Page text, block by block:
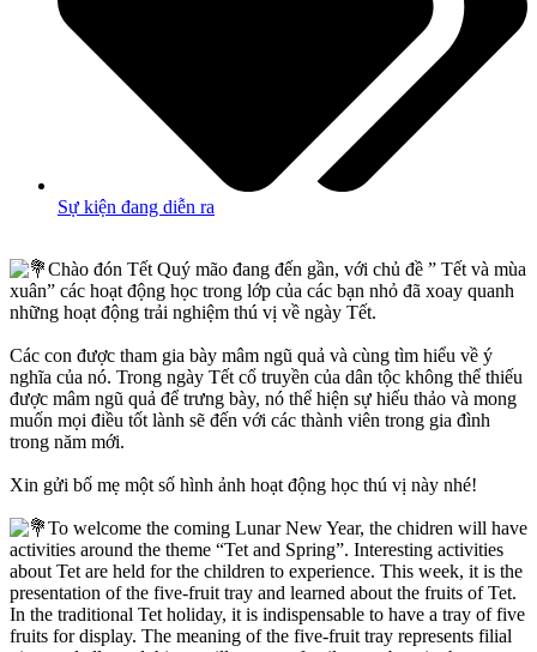
Sự kiện đang diễn ra
Chào đón Tết Quý mão đang đến gần, với chủ đề ” Tết và mùa
xuân” các hoạt động học trong lớp của các bạn nhỏ đã xoay quanh
những hoạt động trải nghiệm thú vị về ngày Tết.
Các con được tham gia bày mâm ngũ quả và cùng tìm hiểu về ý
nghĩa của nó. Trong ngày Tết cổ truyền của dân tộc không thể thiếu
được mâm ngũ quả để trưng bày, nó thể hiện sự hiếu thảo và mong
muốn mọi điều tốt lành sẽ đến với các thành viên trong gia đình
trong năm mới.
Xin gửi bố mẹ một số hình ảnh hoạt động học thú vị này nhé!
To welcome the coming Lunar New Year, the chidren will have
activities around the theme “Tet and Spring”. Interesting activities
about Tet are held for the children to experience. This week, it is the
presentation of the five-fruit tray and learned about the fruits of Tet.
In the traditional Tet holiday, it is indispensable to have a tray of five
fruits for display. The meaning of the five-fruit tray represents filial